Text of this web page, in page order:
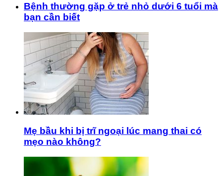
Bệnh thường gặp ở trẻ nhỏ dưới 6 tuổi mà
bạn cần biết
Mẹ bầu khi bị trĩ ngoại lúc mang thai có
mẹo nào không?